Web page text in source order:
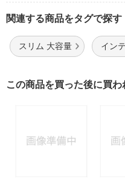
関連する商品をタグで探す
スリム 大容量 イン
この商品を買った後に買